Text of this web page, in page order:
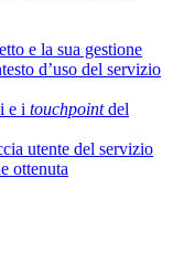
e la sua gestione
d’uso del servizio
e i touchpointdel
utente del servizio
ottenuta